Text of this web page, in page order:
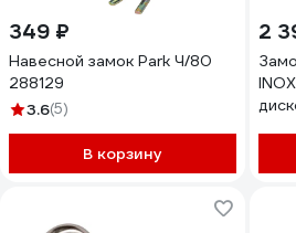
349 ₽
Навесной замок Park Ч/80
288129
3.6(5)
В корзину
2